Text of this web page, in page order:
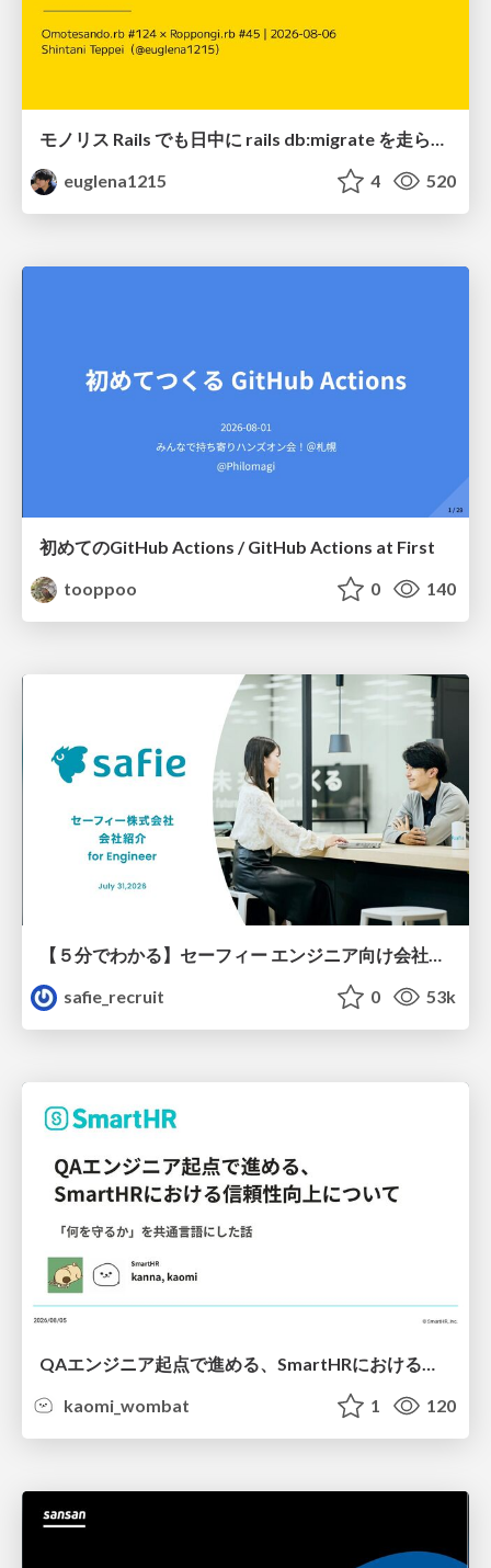
euglena1215
4 520
初めてのGitHub Actions / GitHub Actions at First
tooppoo
0 140
【５分でわかる】セーフィー エンジニア向け会社紹介
safie_recruit
0 53k
kaomi_wombat
1 120